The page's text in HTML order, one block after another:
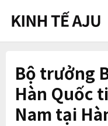
Bộ trưởng
Hàn Quốc
Nam tại